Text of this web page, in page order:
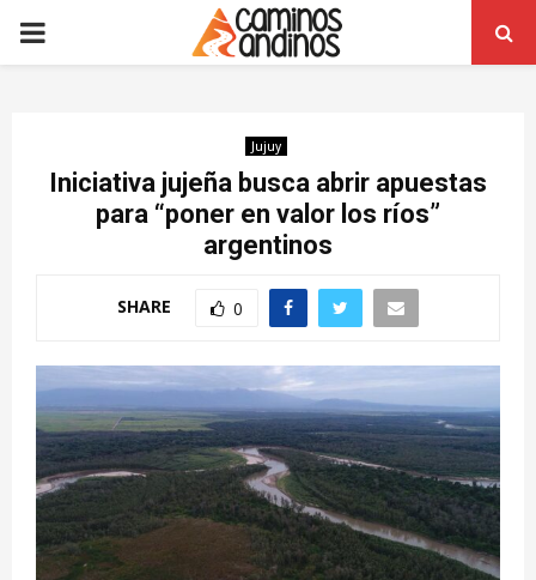
PRIMARY
Jujuy
Iniciativa jujeña busca abrir apuestas
para “poner en valor los ríos”
argentinos
SHARE 0